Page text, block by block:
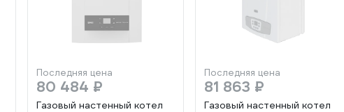
Последняя цена
80 484 ₽
Газовый настенный котел
Последняя цена
81 863 ₽
Газовый настенный котел